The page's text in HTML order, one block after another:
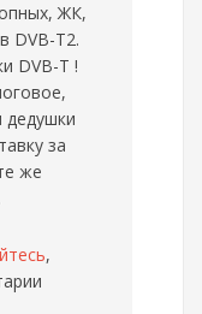
ЖК,
DVB-T2.
DVB-T !
дедушки
за
же
,